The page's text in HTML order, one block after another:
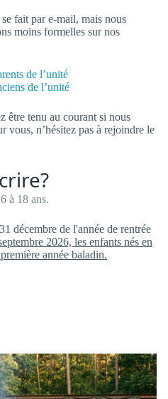
fait par e-mail, mais nous
moins formelles sur nos
de l’unité
de l’unité
être tenu au courant si nous
vous, n’hésitez pas à rejoindre le
à 18 ans.
décembre de l'année de rentrée
2026, les enfants nés en
année baladin.